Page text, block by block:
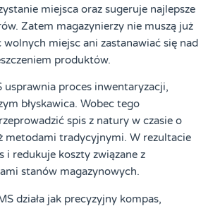
miejsca oraz sugeruje najlepsze
Zatem magazynierzy nie muszą już
wolnych miejsc ani zastanawiać się nad
produktów.
usprawnia proces inwentaryzacji,
błyskawica. Wobec tego
spis z natury w czasie o
metodami tradycyjnymi. W rezultacie
i redukuje koszty związane z
stanów magazynowych.
działa jak precyzyjny kompas,